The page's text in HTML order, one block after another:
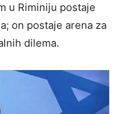
u Riminiju postaje
on postaje arena za
dilema.